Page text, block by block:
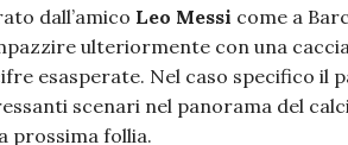
dall’amico Leo Messi come a
ulteriormente con una
esasperate. Nel caso specifico il
scenari nel panorama del
prossima follia.